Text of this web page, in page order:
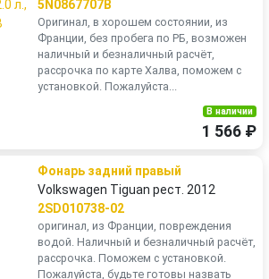
5N0867707B
Оригинал, в хорошем состоянии, из
Франции, без пробега по РБ, возможен
наличный и безналичный расчёт,
рассрочка по карте Халва, поможем с
установкой. Пожалуйста...
В наличии
1 566 ₽
Фонарь задний правый
Volkswagen Tiguan рест. 2012
2SD010738-02
оригинал, из Франции, повреждения
водой. Наличный и безналичный расчёт,
рассрочка. Поможем с установкой.
Пожалуйста, будьте готовы назвать